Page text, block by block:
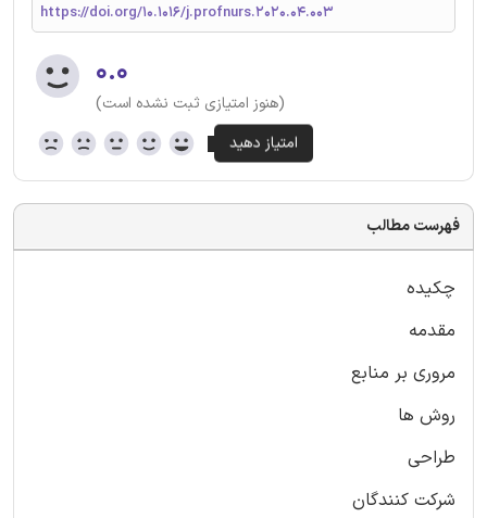
https://doi.org/10.1016/j.profnurs.2020.04.003
۰.۰
(هنوز امتیازی ثبت نشده است)
فهرست مطالب
چکیده
مقدمه
مروری بر منابع
روش ها
طراحی
شرکت کنندگان